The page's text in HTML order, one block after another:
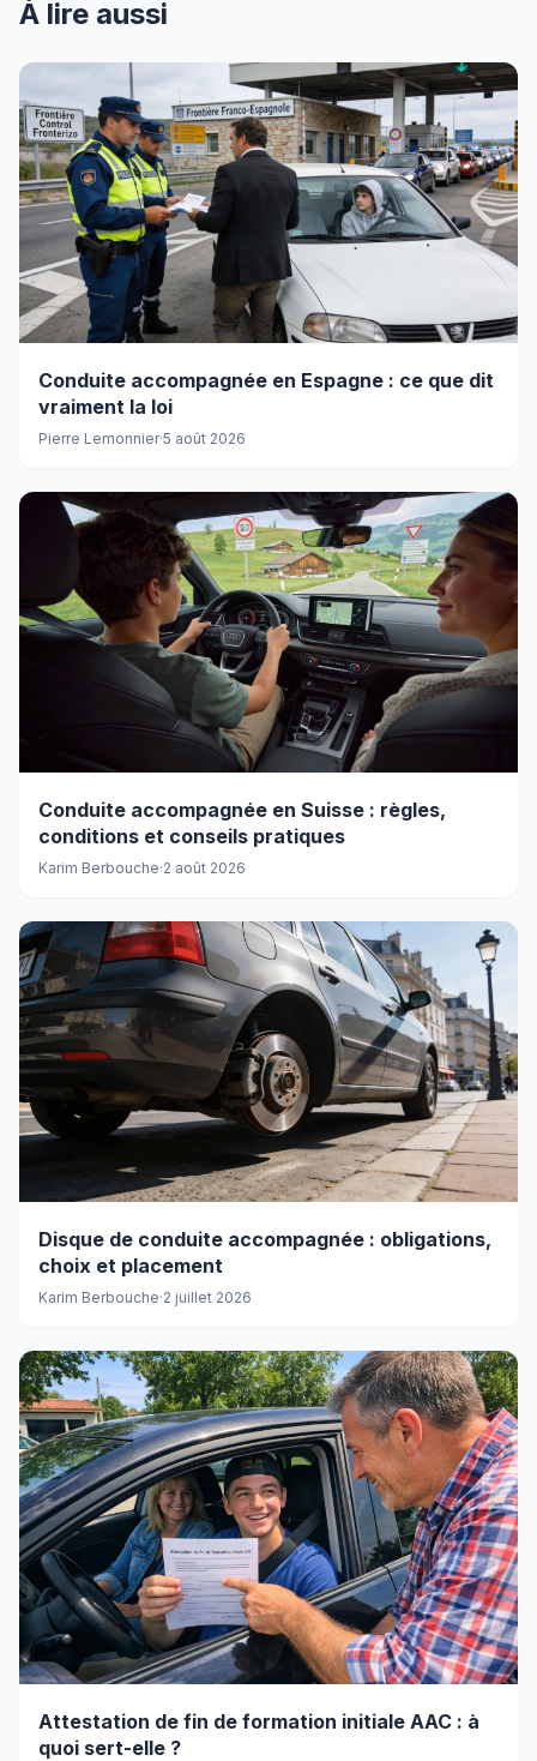
À lire aussi
Conduite accompagnée en Espagne : ce que dit
vraiment la loi
Pierre Lemonnier·5 août 2026
Conduite accompagnée en Suisse : règles,
conditions et conseils pratiques
Karim Berbouche·2 août 2026
Disque de conduite accompagnée : obligations,
choix et placement
Karim Berbouche·2 juillet 2026
Attestation de fin de formation initiale AAC : à
quoi sert-elle ?